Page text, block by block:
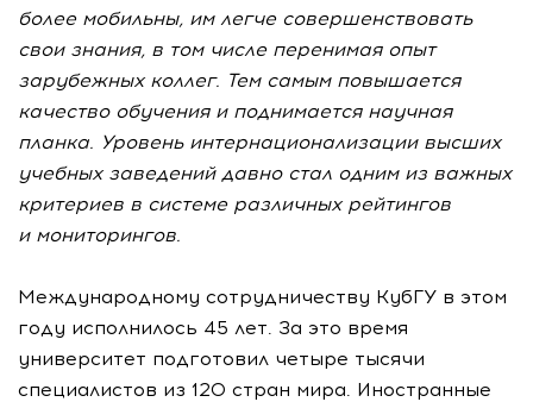
более мобильны, им легче совершенствовать
свои знания, в том числе перенимая опыт
зарубежных коллег. Тем самым повышается
качество обучения и поднимается научная
планка. Уровень интернационализации высших
учебных заведений давно стал одним из важных
критериев в системе различных рейтингов
и мониторингов.
Международному сотрудничеству КубГУ в этом
году исполнилось 45 лет. За это время
университет подготовил четыре тысячи
специалистов из 120 стран мира. Иностранные